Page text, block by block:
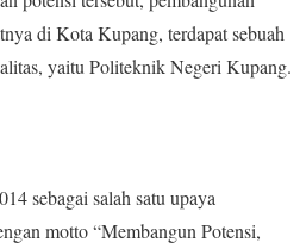
di Kota Kupang, terdapat sebuah
yaitu Politeknik Negeri Kupang.
sebagai salah satu upaya
motto “Membangun Potensi,